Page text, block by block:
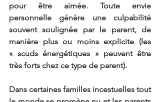
pour être aimée. Toute envie
personnelle génère une culpabilité
souvent soulignée par le parent, de
manière plus ou moins explicite (les
« scuds énergétiques » peuvent être
très forts chez ce type de parent).
Dans certaines familles incestuelles tout